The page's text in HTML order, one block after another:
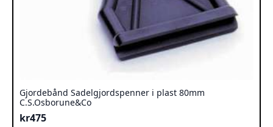
Gjordebånd Sadelgjordspenner i plast 80mm
C.S.Osborune&Co
kr475